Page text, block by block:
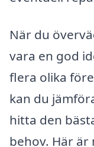
När du
vara en god
flera olika
kan du
hitta den
behov. Här